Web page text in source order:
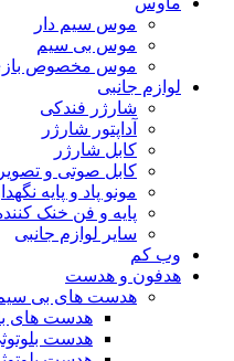
موس سیم دار
موس بی سیم
موس مخصوص
لوازم جانبی
شارژر فندکی
آداپتور شارژر
کابل شارژر
کابل صوتی و
مونو پاد و پایه
پایه و فن خنک
سایر لوازم جانبی
وب کم
هدفون و هدست
هدست های بی
هدست های
هدست